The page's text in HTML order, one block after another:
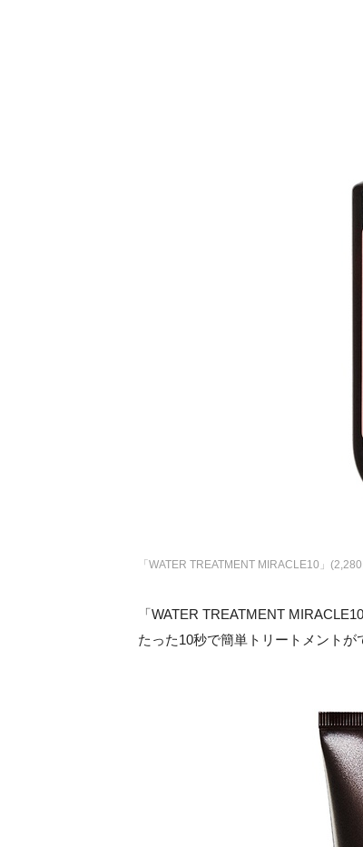
「WATER TREATMENT MIRACLE10」
「WATER TREATMENT
たった10秒で簡単トリートメントが